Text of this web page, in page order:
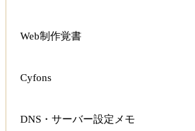
Web制作覚書
Cyfons
DNS・サーバー設定メモ